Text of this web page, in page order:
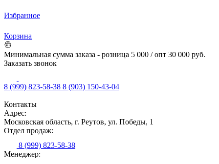
Избранное
Корзина
Минимальная сумма заказа - розница 5 000 / опт 30 000 руб.
Заказать звонок
8 (999) 823-58-38 8 (903) 150-43-04
Контакты
Адрес:
Московская область, г. Реутов, ул. Победы, 1
Отдел продаж:
8 (999) 823-58-38
Менеджер: